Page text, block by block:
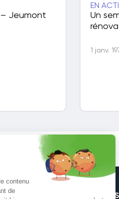
Jeumont
EN
Un
1 janv.